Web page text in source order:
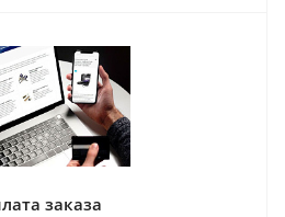
заказа